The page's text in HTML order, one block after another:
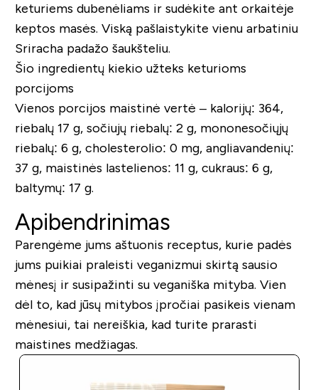
keturiems dubenėliams ir sudėkite ant orkaitėje
keptos masės. Viską pašlaistykite vienu arbatiniu
Sriracha padažo šaukšteliu.
Šio ingredientų kiekio užteks keturioms
porcijoms
Vienos porcijos maistinė vertė – kalorijų: 364,
riebalų 17 g, sočiujų riebalų: 2 g, mononesočiųjų
riebalų: 6 g, cholesterolio: 0 mg, angliavandenių:
37 g, maistinės lastelienos: 11 g, cukraus: 6 g,
baltymų: 17 g.
Apibendrinimas
Parengėme jums aštuonis receptus, kurie padės
jums puikiai praleisti veganizmui skirtą sausio
mėnesį ir susipažinti su veganiška mityba. Vien
dėl to, kad jūsų mitybos įpročiai pasikeis vienam
mėnesiui, tai nereiškia, kad turite prarasti
maistines medžiagas.